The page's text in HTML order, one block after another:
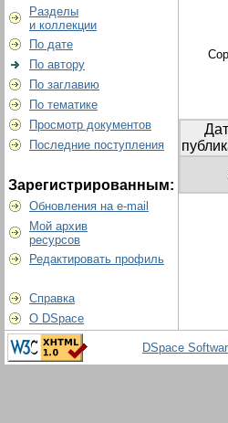
Разделы
и коллекции
По дате
По автору
По заглавию
По тематике
Просмотр документов
Последние поступления
Зарегистрированным:
Обновления на e-mail
Мой архив
ресурсов
Редактировать профиль
Справка
О DSpace
DSpace